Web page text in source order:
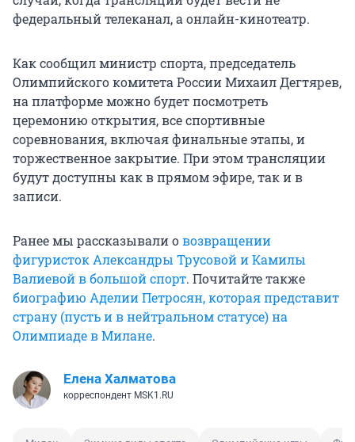
федеральный телеканал, а онлайн-кинотеатр.
Как сообщил министр спорта, председатель
Олимпийского комитета России Михаил Дегтярев,
на платформе можно будет посмотреть
церемонию открытия, все спортивные
соревнования, включая финальные этапы, и
торжественное закрытие. При этом трансляции
будут доступны как в прямом эфире, так и в
записи.
Ранее мы рассказывали овозвращении
фигуристок Александры Трусовой и Камилы
Валиевой в большой спорт. Почитайте также
биографию Аделии Петросян, которая представит
страну (пусть и в нейтральном статусе) на
Олимпиаде в Милане.
Елена Халматова
корреспондент MSK1.RU